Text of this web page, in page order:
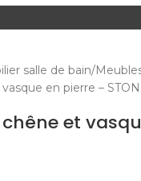
salle de bain
en pierre –
et